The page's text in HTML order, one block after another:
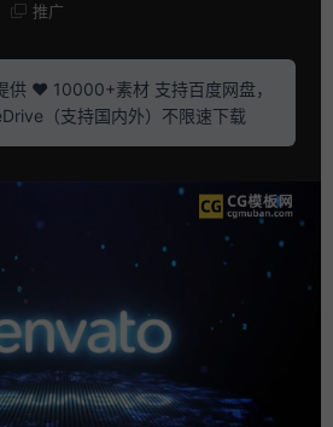
推广
供 ❤️ 10000+素材 支持百度网盘，
（支持国内外）不限速下载